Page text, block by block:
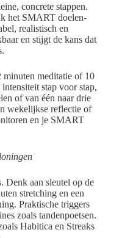
concrete stappen.
het SMART doelen-
realistisch en
en stijgt de kans dat
meditatie of 10
stap voor stap,
of van één naar drie
wekelijkse reflectie of
en je SMART
Denk aan sleutel op de
stretching en een
Praktische triggers
zoals tandenpoetsen.
Habitica en Streaks